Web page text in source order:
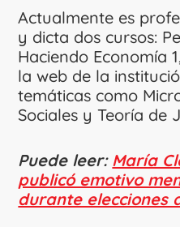
Actualmente es
y dicta dos cursos:
Haciendo Economía
la web de la
temáticas como
Sociales y Teoría de
Puede leer: María
publicó emotivo
durante elecciones